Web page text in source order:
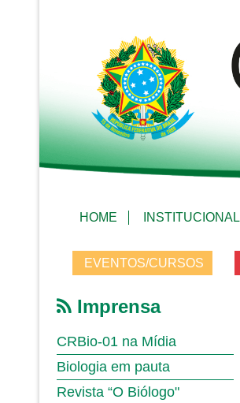
HOME INSTITUCIONAL
EVENTOS/CURSOS
Imprensa
CRBio-01 na Mídia
Biologia em pauta
Revista “O Biólogo"